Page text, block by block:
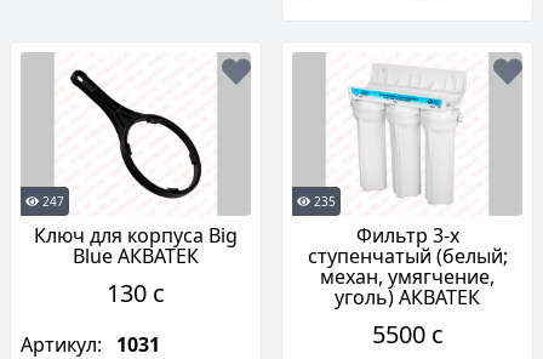
247
Ключ для корпуса Big
Blue АКВАТЕК
130 c
Артикул: 1031
235
Фильтр 3-х
ступенчатый (белый;
механ, умягчение,
уголь) АКВАТЕК
5500 c